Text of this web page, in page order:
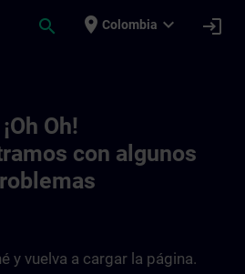
search place Colombia expand_more login
¡Oh Oh!
con algunos
y vuelva a cargar la página.